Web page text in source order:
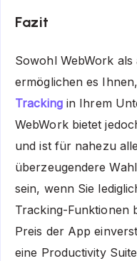
Fazit
Sowohl WebWork
ermöglichen es
Trackingin Ihrem
WebWork bietet
und ist für nahezu
überzeugendere
sein, wenn Sie
Tracking-Funktionen
Preis der App
eine Productivity